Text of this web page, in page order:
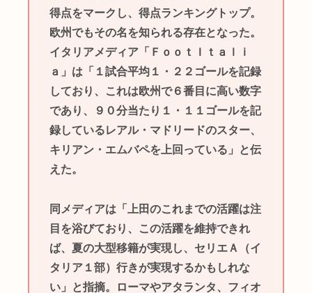
得点をマークし、得点ランキングトップ。
欧州でもその名を知られる存在となった。
イタリアメディア「ＦｏｏｔＩｔａｌｉ
ａ」は「１試合平均１・２２ゴールを記録
しており、これは欧州で６番目に高い数字
であり、９０分当たり１・１１ゴールを記
録しているレアル・マドリードのスター、
キリアン・エムバペを上回っている」と伝
えた。
同メディアは「上田のこれまでの活躍は注
目を浴びており、この活躍を維持できれ
ば、夏の大型移籍が実現し、セリエＡ（イ
タリア１部）行きが実現するかもしれな
い」と指摘。ローマやアタランタ、フィオ